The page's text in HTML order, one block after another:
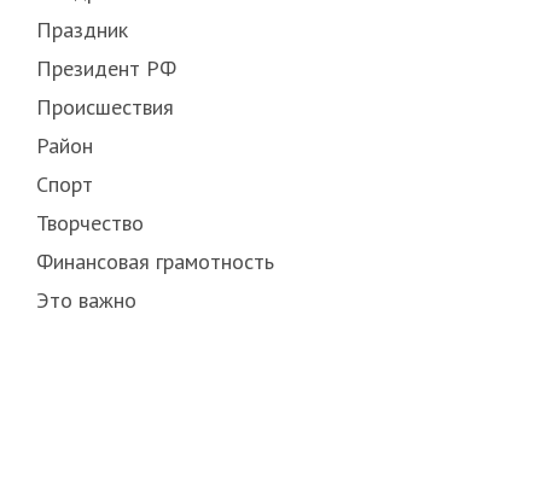
Праздник
Президент РФ
Происшествия
Район
Спорт
Творчество
Финансовая грамотность
Это важно